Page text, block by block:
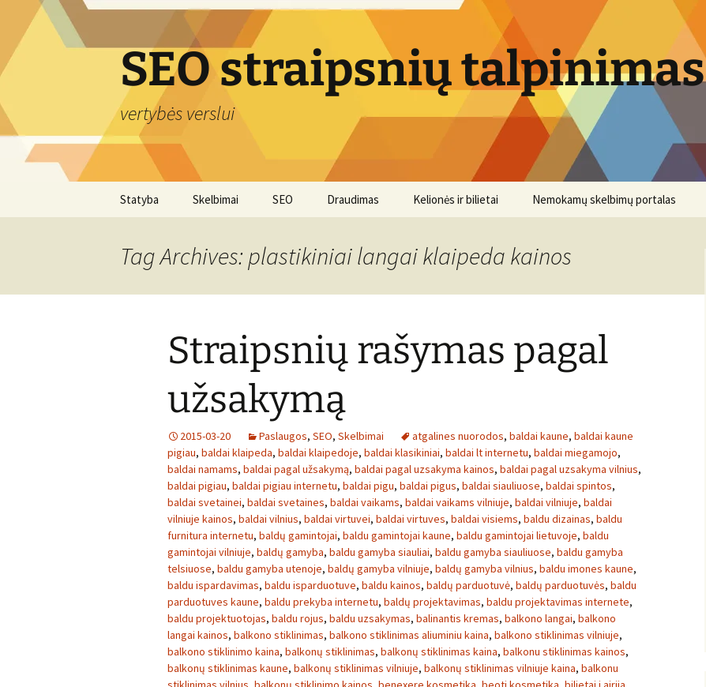
content
SEO straipsnių talpinimas
vertybės verslui
Statyba Skelbimai SEO Draudimas Kelionės ir bilietai Nemokamų skelbimų portalas
Tag Archives: plastikiniai langai klaipeda kainos
Straipsnių rašymas pagal
užsakymą
2015-03-20 Paslaugos, SEO, Skelbimai atgalines nuorodos, baldai kaune, baldai kaune
pigiau, baldai klaipeda, baldai klaipedoje, baldai klasikiniai, baldai lt internetu, baldai miegamojo,
baldai namams, baldai pagal užsakymą, baldai pagal uzsakyma kainos, baldai pagal uzsakyma vilnius,
baldai pigiau, baldai pigiau internetu, baldai pigu, baldai pigus, baldai siauliuose, baldai spintos,
baldai svetainei, baldai svetaines, baldai vaikams, baldai vaikams vilniuje, baldai vilniuje, baldai
vilniuje kainos, baldai vilnius, baldai virtuvei, baldai virtuves, baldai visiems, baldu dizainas, baldu
furnitura internetu, baldų gamintojai, baldu gamintojai kaune, baldu gamintojai lietuvoje, baldu
gamintojai vilniuje, baldų gamyba, baldu gamyba siauliai, baldu gamyba siauliuose, baldu gamyba
telsiuose, baldu gamyba utenoje, baldų gamyba vilniuje, baldų gamyba vilnius, baldu imones kaune,
baldu ispardavimas, baldu isparduotuve, baldu kainos, baldų parduotuvė, baldų parduotuvės, baldu
parduotuves kaune, baldu prekyba internetu, baldų projektavimas, baldu projektavimas internete,
baldu projektuotojas, baldu rojus, baldu uzsakymas, balinantis kremas, balkono langai, balkono
langai kainos, balkono stiklinimas, balkono stiklinimas aliuminiu kaina, balkono stiklinimas vilniuje,
balkono stiklinimo kaina, balkonų stiklinimas, balkonų stiklinimas kaina, balkonu stiklinimas kainos,
balkonų stiklinimas kaune, balkonų stiklinimas vilniuje, balkonų stiklinimas vilniuje kaina, balkonu